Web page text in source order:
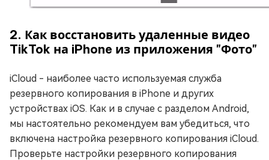
2. Как восстановить удаленные видео
TikTok на iPhone из приложения "Фото"
iCloud - наиболее часто используемая служба
резервного копирования в iPhone и других
устройствах iOS. Как и в случае с разделом Android,
мы настоятельно рекомендуем вам убедиться, что
включена настройка резервного копирования iCloud.
Проверьте настройки резервного копирования